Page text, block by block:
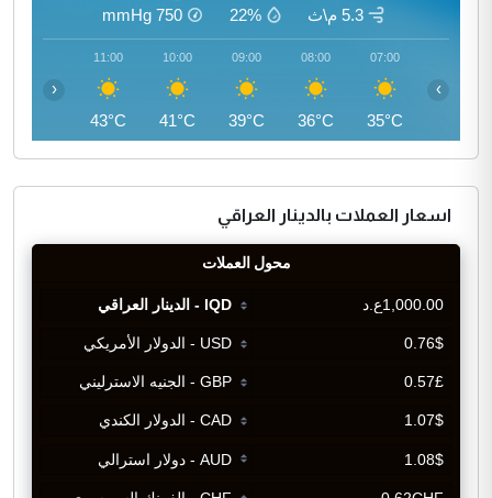
5.3 م\ث 22%
750
mmHg
07:00
35°C
08:00
36°C
09:00
39°C
10:00
41°C
11:00
43°C
‹ ›
اسعار العملات بالدينار العراقي